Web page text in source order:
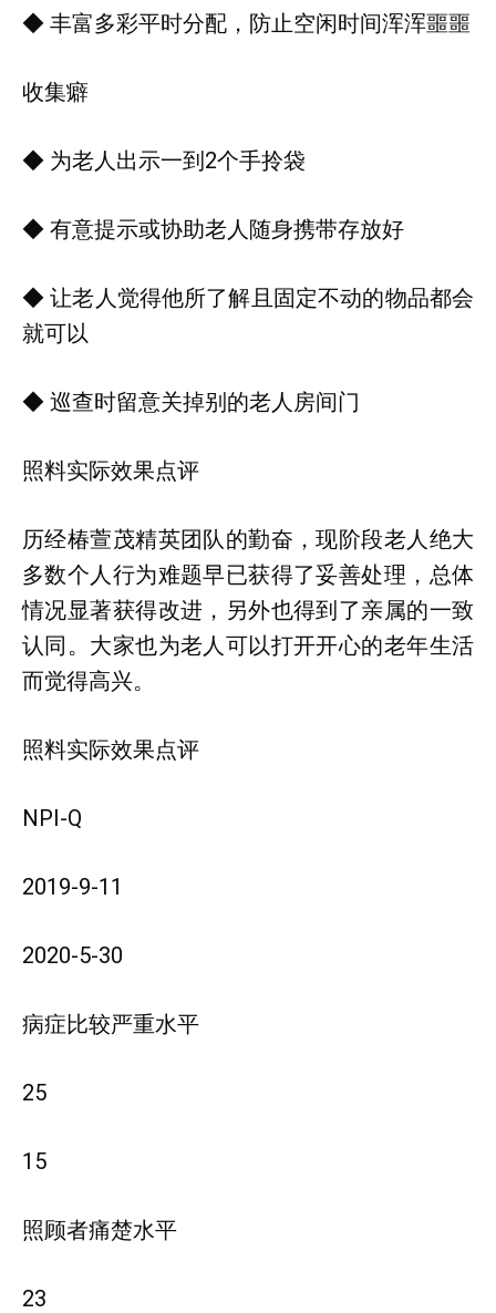
◆ 丰富多彩平时分配，防止空闲时间浑浑噩噩
收集癖
◆ 为老人出示一到2个手拎袋
◆ 有意提示或协助老人随身携带存放好
◆ 让老人觉得他所了解且固定不动的物品都会
就可以
◆ 巡查时留意关掉别的老人房间门
照料实际效果点评
历经椿萱茂精英团队的勤奋，现阶段老人绝大
多数个人行为难题早已获得了妥善处理，总体
情况显著获得改进，另外也得到了亲属的一致
认同。大家也为老人可以打开开心的老年生活
而觉得高兴。
照料实际效果点评
NPI-Q
2019-9-11
2020-5-30
病症比较严重水平
25
15
照顾者痛楚水平
23